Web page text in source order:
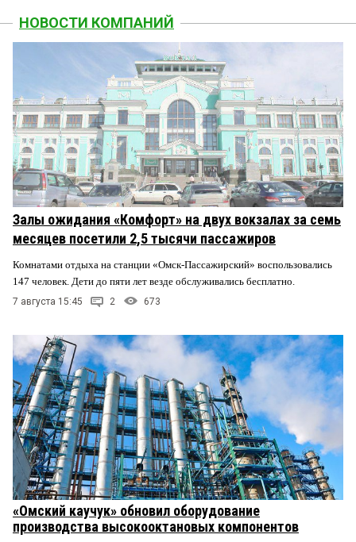
НОВОСТИ КОМПАНИЙ
Залы ожидания «Комфорт» на двух вокзалах за семь
месяцев посетили 2,5 тысячи пассажиров
Комнатами отдыха на станции «Омск-Пассажирский» воспользовались
147 человек. Дети до пяти лет везде обслуживались бесплатно.
7 августа 15:45 2 673
«Омский каучук» обновил оборудование
производства высокооктановых компонентов